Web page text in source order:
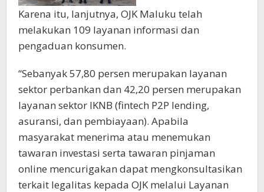
Karena itu, lanjutnya, OJK Maluku telah
melakukan 109 layanan informasi dan
pengaduan konsumen.
“Sebanyak 57,80 persen merupakan layanan
sektor perbankan dan 42,20 persen merupakan
layanan sektor IKNB (fintech P2P lending,
asuransi, dan pembiayaan). Apabila
masyarakat menerima atau menemukan
tawaran investasi serta tawaran pinjaman
online mencurigakan dapat mengkonsultasikan
terkait legalitas kepada OJK melalui Layanan